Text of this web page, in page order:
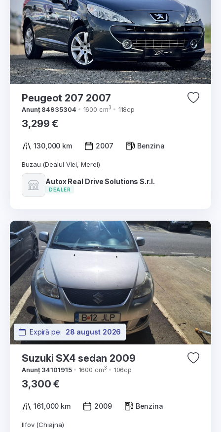
Peugeot 207 2007
Anunț 84935304 1600 cm3 118cp
3,299 €
130,000 km 2007 Benzina
Buzau (Dealul Viei, Merei)
Autox Real Drive Solutions S.r.l.
DEALER
Expiră pe: 28 august 2026
Suzuki SX4 sedan 2009
Anunț 34101915 1600 cm3 106cp
3,300 €
161,000 km 2009 Benzina
Ilfov (Chiajna)